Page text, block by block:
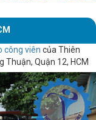
công viên của Thiên
Quận 12, HCM